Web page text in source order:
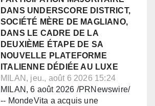
DANS UNDERSCORE DISTRICT,
SOCIÉTÉ MÈRE DE MAGLIANO,
DANS LE CADRE DE LA
DEUXIÈME ÉTAPE DE SA
NOUVELLE PLATEFORME
ITALIENNE DÉDIÉE AU LUXE
MILAN, jeu., août 6 2026 15:24
MILAN, 6 août 2026 /PRNewswire/
-- MondeVita a acquis une